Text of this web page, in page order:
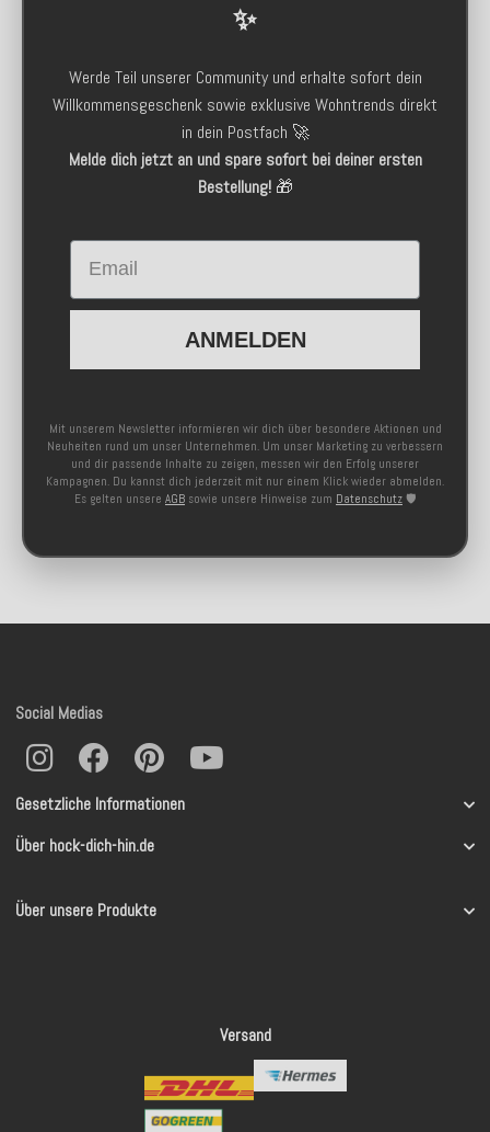
✨
Werde Teil unserer Community und erhalte sofort dein
Willkommensgeschenk sowie exklusive Wohntrends direkt
in dein Postfach 🚀
Melde dich jetzt an und spare sofort bei deiner ersten
Bestellung!🎁
Email
ANMELDEN
Mit unserem Newsletter informieren wir dich über besondere Aktionen und
Neuheiten rund um unser Unternehmen. Um unser Marketing zu verbessern
und dir passende Inhalte zu zeigen, messen wir den Erfolg unserer
Kampagnen. Du kannst dich jederzeit mit nur einem Klick wieder abmelden.
Es gelten unsere AGB sowie unsere Hinweise zum Datenschutz 🛡️
Gesetzliche Informationen
Über hock-dich-hin.de
Über unsere Produkte
Social Medias
Versand